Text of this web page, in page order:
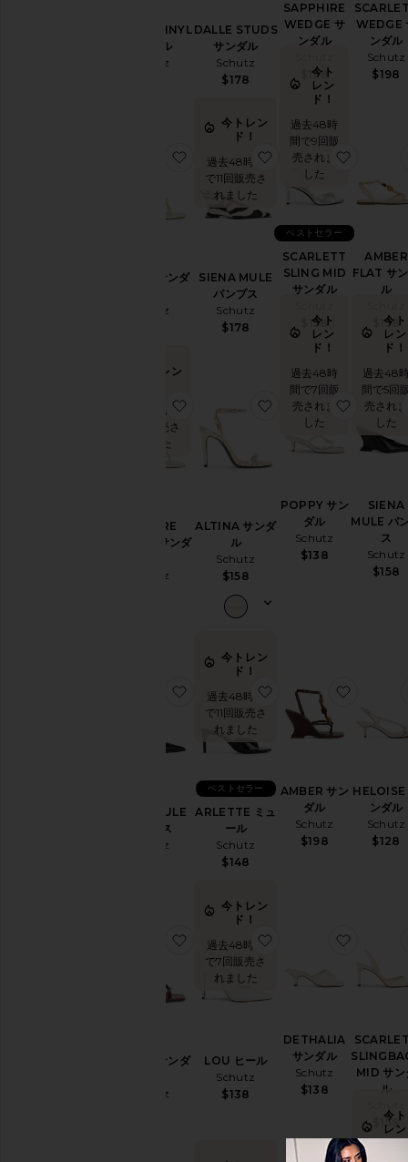
ELODIE VINYL
サンダル
Schutz
DALLE STUDS
サンダル
Schutz
$178
SAPPHIRE
WEDGE サ
ンダル
$198
WEDGE
ンダル
Schutz
$198
AMBER サンダ
Schutz
お気に入りAMBER サンダル
今トレン
ド！
過去48時間
で11回販売さ
れました
SIENA MULE
パンプス
Schutz
$178
お気に入りSIENA
今ト
レン
ド！
過去48時
間で9回販
売されま
した
SCARLETT
SLING MID
サンダル
$158
ベストセラー
お気に
AMBER
FLAT サ
ル
$158
今トレン
過去48時間
で7回販売さ
れました
SAPHIRE
WEDGE サンダ
Schutz
お気に入りSAPHIRE WEDGE サン
ALTINA サンダ
ル
Schutz
$158
お気に入りALTINA サ
今ト
レン
ド！
過去48時
間で7回販
売されま
した
POPPY サン
ダル
Schutz
$138
お気に
今ト
レン
ド！
過去48時
間で5回販
売されま
した
SIENA
MULE パ
ス
Schutz
$158
SIENA MULE
パンプス
Schutz
お気に入りSIENA MULE パンプス
今トレン
ド！
過去48時間
で11回販売さ
れました
ARLETTE ミュ
ール
Schutz
$148
ベストセラー
お気に入りARLETTE
AMBER サン
ダル
Schutz
$198
お気に
HELOISE
ンダル
Schutz
$128
AMALFI サンダ
Schutz
お気に入りAMALFI サンダル
今トレン
ド！
過去48時間
で7回販売さ
れました
LOU ヒール
Schutz
$138
お気に入りLOU ヒー
DETHALIA
サンダル
Schutz
$138
お気に
MID サン
ル
$158
今ト
レン
ド！